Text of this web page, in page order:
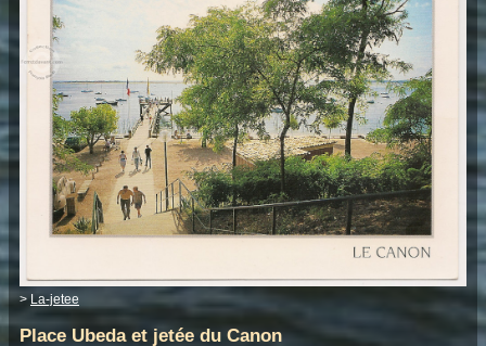
>La-jetee
Place Ubeda et jetée du Canon